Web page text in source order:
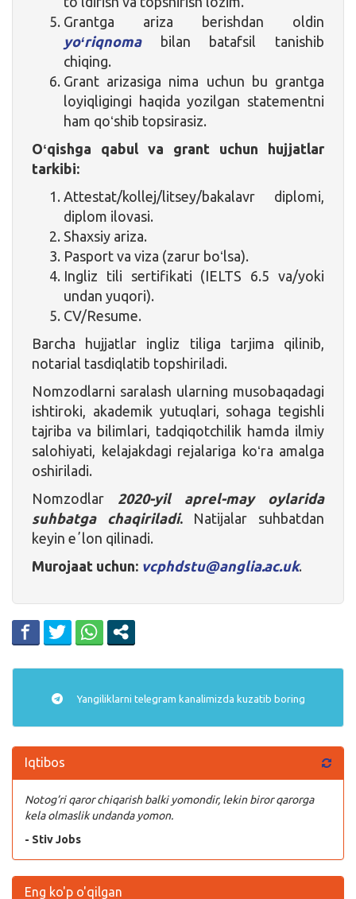
Grantga ariza berishdan oldin
yoʻriqnoma
bilan batafsil tanishib
chiqing.
Grant arizasiga nima uchun bu grantga
loyiqligingi haqida yozilgan statementni
ham qoʻshib topsirasiz.
Oʻqishga qabul va grant uchun hujjatlar
tarkibi:
Attestat/kollej/litsey/bakalavr diplomi,
diplom ilovasi.
Shaxsiy ariza.
Pasport va viza (zarur boʻlsa).
Ingliz tili sertifikati (IELTS 6.5 va/yoki
undan yuqori).
CV/Resume.
Barcha hujjatlar ingliz tiliga tarjima qilinib,
notarial tasdiqlatib topshiriladi.
Nomzodlarni saralash ularning musobaqadagi
ishtiroki, akademik yutuqlari, sohaga tegishli
tajriba va bilimlari, tadqiqotchilik hamda ilmiy
salohiyati, kelajakdagi rejalariga koʻra amalga
oshiriladi.
Nomzodlar 2020-yil aprel-may oylarida
suhbatga chaqiriladi. Natijalar suhbatdan
keyin eʼlon qilinadi.
Murojaat uchun: vcphdstu@anglia.ac.uk.
Yangiliklarni telegram kanalimizda kuzatib boring
Iqtibos
Notog’ri qaror chiqarish balki yomondir, lekin biror qarorga
kela olmaslik undanda yomon.
- Stiv Jobs
Eng ko'p o'qilgan